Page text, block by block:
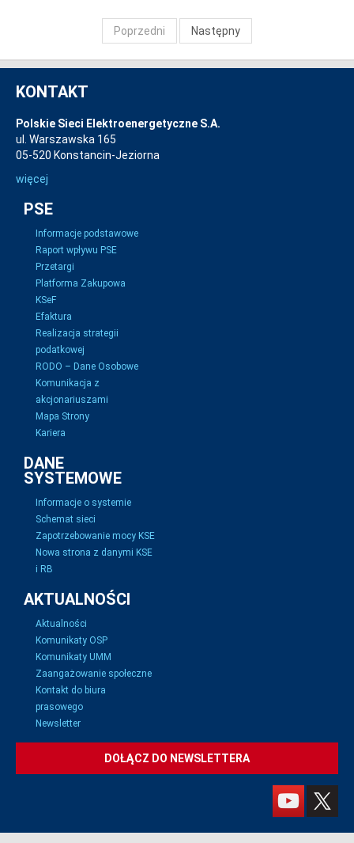
Poprzedni Następny
KONTAKT
Polskie Sieci Elektroenergetyczne S.A.
ul. Warszawska 165
05-520 Konstancin-Jeziorna
więcej
PSE
Informacje podstawowe
Raport wpływu PSE
Przetargi
Platforma Zakupowa
KSeF
Efaktura
Realizacja strategii
podatkowej
RODO – Dane Osobowe
Komunikacja z
akcjonariuszami
Mapa Strony
Kariera
DANE
SYSTEMOWE
Informacje o systemie
Schemat sieci
Zapotrzebowanie mocy KSE
Nowa strona z danymi KSE
i RB
AKTUALNOŚCI
Aktualności
Komunikaty OSP
Komunikaty UMM
Zaangażowanie społeczne
Kontakt do biura
prasowego
Newsletter
DOŁĄCZ DO NEWSLETTERA